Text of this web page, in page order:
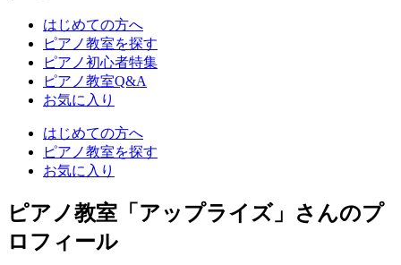
はじめての方へ
ピアノ教室を探す
ピアノ初心者特集
ピアノ教室Q&A
お気に入り
はじめての方へ
ピアノ教室を探す
お気に入り
ピアノ教室「アップライズ」さんのプ
ロフィール